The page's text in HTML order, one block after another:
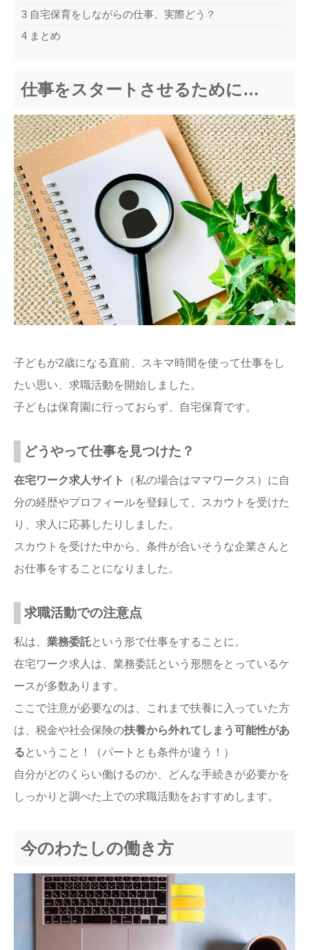
3 自宅保育をしながらの仕事、実際どう？
4 まとめ
仕事をスタートさせるために…
子どもが2歳になる直前、スキマ時間を使って仕事をし
たい思い、求職活動を開始しました。
子どもは保育園に行っておらず、自宅保育です。
どうやって仕事を見つけた？
在宅ワーク求人サイト
（私の場合はママワークス）に自
分の経歴やプロフィールを登録して、スカウトを受けた
り、求人に応募したりしました。
スカウトを受けた中から、条件が合いそうな企業さんと
お仕事をすることになりました。
求職活動での注意点
私は、 業務委託という形で仕事をすることに。
在宅ワーク求人は、業務委託という形態をとっているケ
ースが多数あります。
ここで注意が必要なのは、これまで扶養に入っていた方
は、税金や社会保険の扶養から外れてしまう可能性があ
る ということ！（パートとも条件が違う！）
自分がどのくらい働けるのか、どんな手続きが必要かを
しっかりと調べた上での求職活動をおすすめします。
今のわたしの働き方